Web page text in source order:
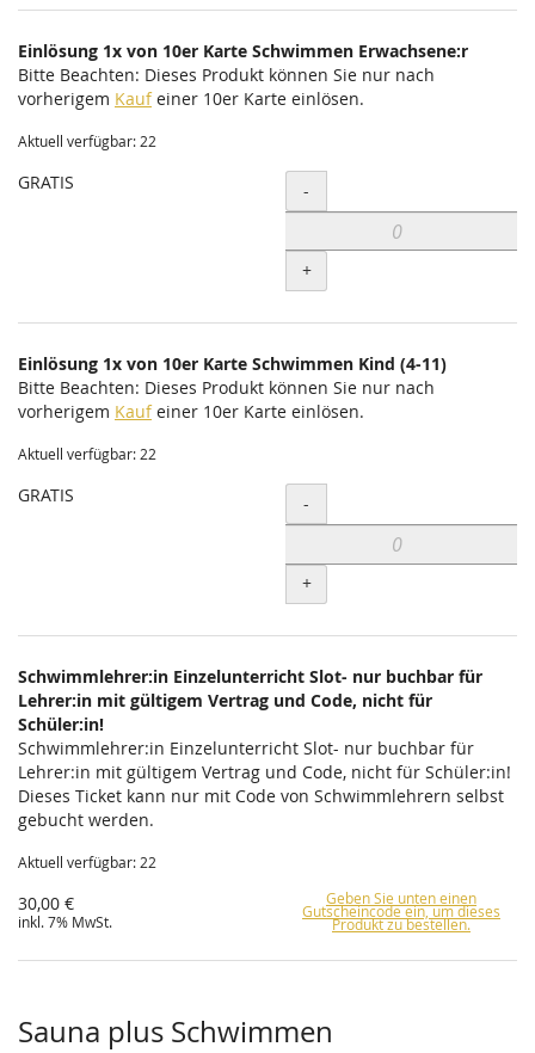
Einlösung 1x von 10er Karte Schwimmen Erwachsene:r
Bitte Beachten: Dieses Produkt können Sie nur nach
vorherigem Kaufeiner 10er Karte einlösen.
Aktuell verfügbar: 22
GRATIS Menge
-
+
Einlösung 1x von 10er Karte Schwimmen Kind (4-11)
Bitte Beachten: Dieses Produkt können Sie nur nach
vorherigem Kaufeiner 10er Karte einlösen.
Aktuell verfügbar: 22
GRATIS Menge
-
+
Schwimmlehrer:in Einzelunterricht Slot- nur buchbar für
Lehrer:in mit gültigem Vertrag und Code, nicht für
Schüler:in!
Schwimmlehrer:in Einzelunterricht Slot- nur buchbar für
Lehrer:in mit gültigem Vertrag und Code, nicht für Schüler:in!
Dieses Ticket kann nur mit Code von Schwimmlehrern selbst
gebucht werden.
Aktuell verfügbar: 22
30,00 €
inkl. 7% MwSt.
Geben Sie unten einen
Gutscheincode ein, um dieses
Produkt zu bestellen.
Sauna plus Schwimmen